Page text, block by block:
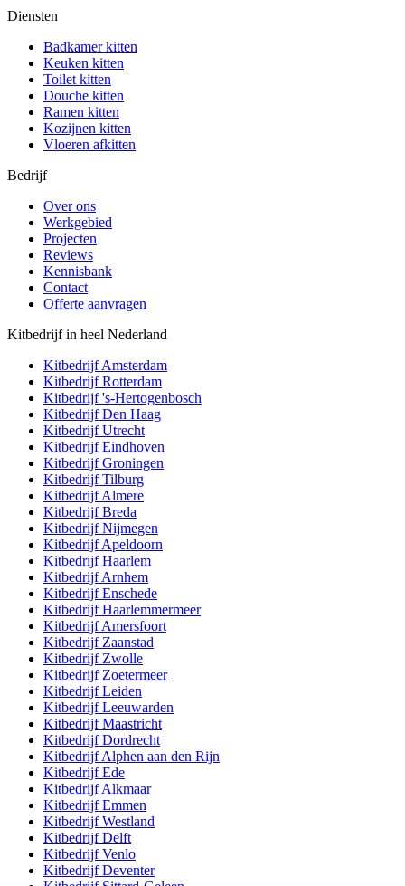
Diensten
Badkamer kitten
Keuken kitten
Toilet kitten
Douche kitten
Ramen kitten
Kozijnen kitten
Vloeren afkitten
Bedrijf
Over ons
Werkgebied
Projecten
Reviews
Kennisbank
Contact
Offerte aanvragen
Kitbedrijf in heel Nederland
KitbedrijfAmsterdam
KitbedrijfRotterdam
Kitbedrijf's-Hertogenbosch
KitbedrijfDen Haag
KitbedrijfUtrecht
KitbedrijfEindhoven
KitbedrijfGroningen
KitbedrijfTilburg
KitbedrijfAlmere
KitbedrijfBreda
KitbedrijfNijmegen
KitbedrijfApeldoorn
KitbedrijfHaarlem
KitbedrijfArnhem
KitbedrijfEnschede
KitbedrijfHaarlemmermeer
KitbedrijfAmersfoort
Kitbedrijf Zaanstad
Kitbedrijf Zwolle
Kitbedrijf Zoetermeer
KitbedrijfLeiden
KitbedrijfLeeuwarden
KitbedrijfMaastricht
KitbedrijfDordrecht
KitbedrijfAlphen aan den Rijn
KitbedrijfEde
KitbedrijfAlkmaar
KitbedrijfEmmen
KitbedrijfWestland
KitbedrijfDelft
KitbedrijfVenlo
KitbedrijfDeventer